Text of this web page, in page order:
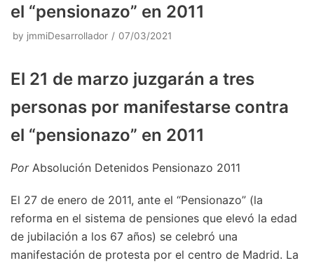
el “pensionazo” en 2011
by jmmiDesarrollador 07/03/2021
El 21 de marzo juzgarán a tres
personas por manifestarse contra
el “pensionazo” en 2011
Por Absolución Detenidos Pensionazo 2011
El 27 de enero de 2011, ante el “Pensionazo” (la
reforma en el sistema de pensiones que elevó la edad
de jubilación a los 67 años) se celebró una
manifestación de protesta por el centro de Madrid. La